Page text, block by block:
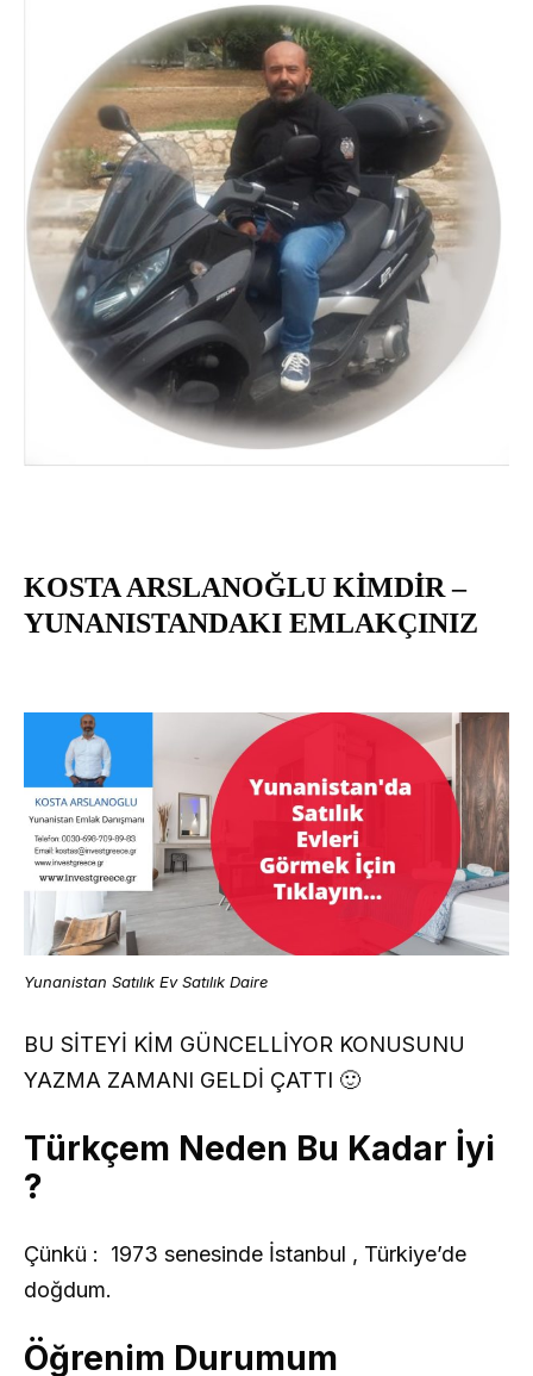
KOSTA ARSLANOĞLU KİMDİR –
YUNANISTANDAKI EMLAKÇINIZ
Yunanistan Satılık Ev Satılık Daire
BU SİTEYİ KİM GÜNCELLİYOR KONUSUNU
YAZMA ZAMANI GELDİ ÇATTI 🙂
Türkçem Neden Bu Kadar İyi
?
Çünkü : 1973 senesinde İstanbul , Türkiye’de
doğdum.
Öğrenim Durumum